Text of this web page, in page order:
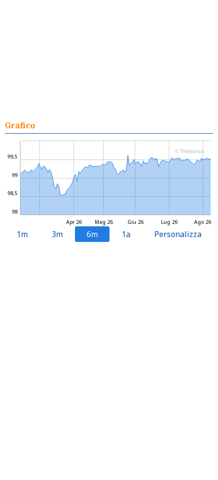
Grafico
Mag 26 Lug 26
Apr 26 Giu 26 Ago 26
98
98,5
99
99,5
© Teleborsa
1m 3m 6m 1a Personalizza